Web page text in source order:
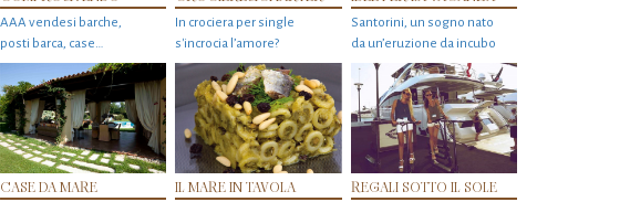
AAA vendesi barche,
posti barca, case…
In crociera per single
s'incrocia l’amore?
Santorini, un sogno nato
da un’eruzione da incubo
CASE DA MARE IL MARE IN TAVOLA REGALI SOTTO IL SOLE